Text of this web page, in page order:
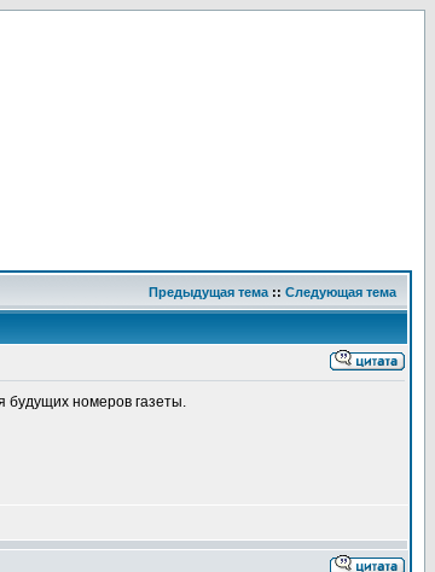
Предыдущая тема :: Следующая тема
будущих номеров газеты.